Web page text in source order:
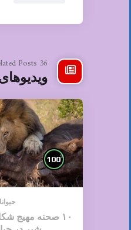
36 Related Posts
100%
۱۰ صحنه مهیج